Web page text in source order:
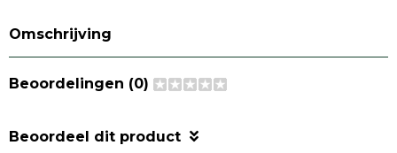
Omschrijving
Beoordelingen (0)
Beoordeel dit product